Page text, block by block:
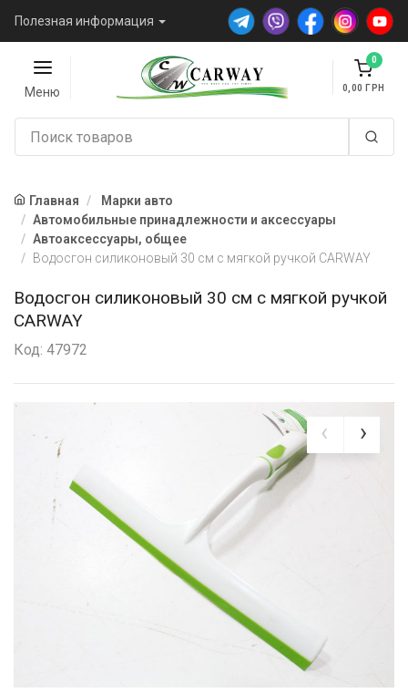
Полезная информация
Меню
0
0,00
Главная
Марки авто
Автомобильные принадлежности и аксессуары
Автоаксессуары, общее
Водосгон силиконовый 30 см с мягкой ручкой CARWAY
Водосгон силиконовый 30 см с мягкой ручкой
CARWAY
Код: 47972